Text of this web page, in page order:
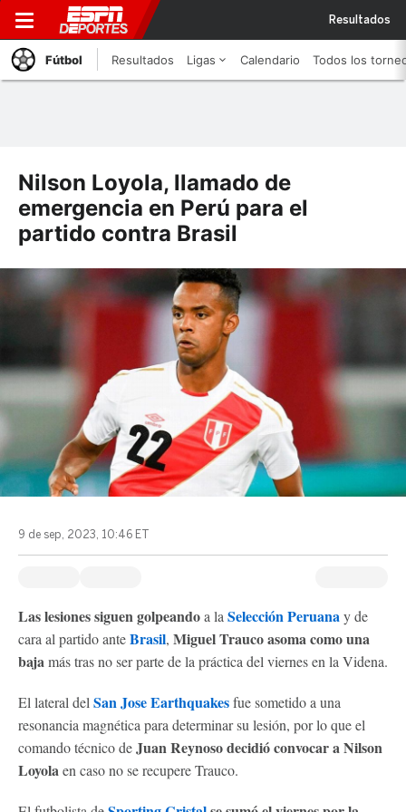
Resultados
Fútbol Resultados Ligas Calendario Todos los
Nilson Loyola, llamado de
emergencia en Perú para el
partido contra Brasil
9 de sep, 2023, 10:46 ET
Las lesiones siguen golpeandoa la Selección Peruanay de
cara al partido anteBrasil, Miguel Trauco asoma como una
bajamás tras no ser parte de la práctica del viernes en la Videna.
El lateral del San Jose Earthquakesfue sometido a una
resonancia magnética para determinar su lesión, por lo que el
comando técnico deJuan Reynoso decidió convocar a Nilson
Loyolaen caso no se recupere Trauco.